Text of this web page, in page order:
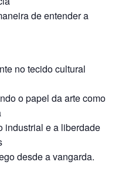
de entender a
no tecido cultural
o papel da arte como
industrial e a liberdade
desde a vangarda.